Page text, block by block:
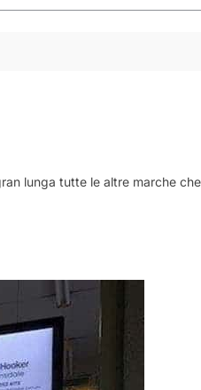
lunga tutte le altre marche